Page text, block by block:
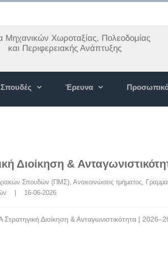
Μηχανικών Χωροταξίας, Πολεοδομίας
και Περιφερειακής Ανάπτυξης
Σπουδές Έρευνα
Διοίκηση &
Σπουδών (ΠΜΣ), Ανακοινώσεις τμήματος,
    |    16-06-2026
Στρατηγική Διοίκηση & Ανταγωνιστικότητα |